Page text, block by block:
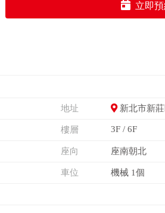
立即
地址 新北市新
樓層 3F / 6F
座向 座南朝北
車位 機械 1個